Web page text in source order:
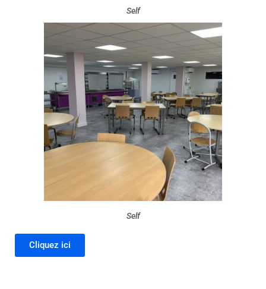
Self
Self
Cliquez ici